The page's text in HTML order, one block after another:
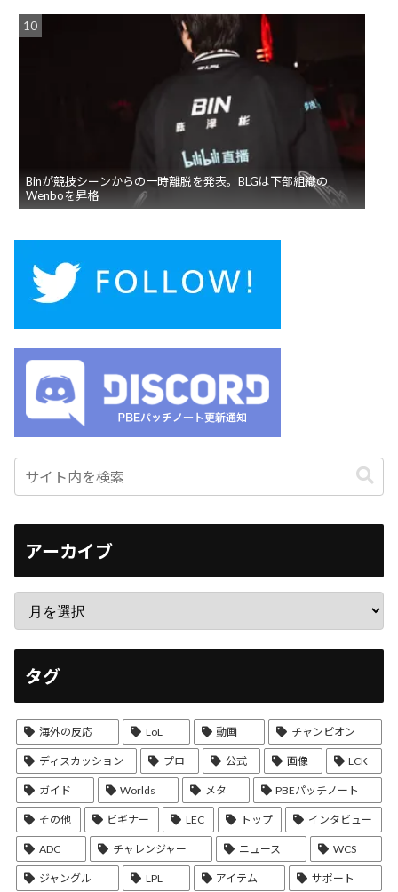
Binが競技シーンからの一時離脱を発表。BLGは下部組織の
Wenboを昇格
アーカイブ
タグ
海外の反応 LoL 動画 チャンピオン
ディスカッション プロ 公式 画像 LCK
ガイド Worlds メタ PBEパッチノート
その他 ビギナー LEC トップ インタビュー
ADC チャレンジャー ニュース WCS
ジャングル LPL アイテム サポート